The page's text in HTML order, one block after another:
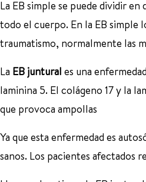
La EB simple se puede dividir
todo el cuerpo. En la EB simple
traumatismo, normalmente las
La EB juntural es una
laminina 5. El colágeno 17 y la
que provoca ampollas
Ya que esta enfermedad es
sanos. Los pacientes afectados